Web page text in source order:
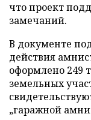
что проект
замечаний.
В документе
действия
оформлено 249
земельных
„гаражной